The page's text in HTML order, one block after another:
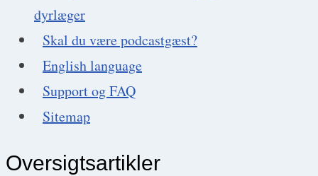
dyrlæger
Skal du være podcastgæst?
English language
Support og FAQ
Sitemap
Oversigtsartikler